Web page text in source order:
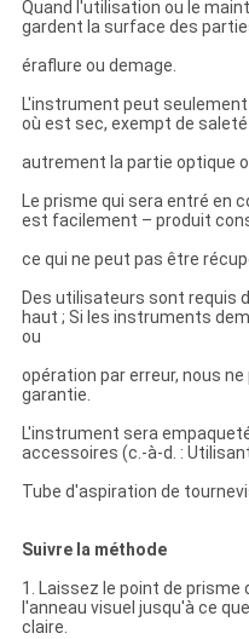
Quand l'utilisation ou le
gardent la surface des
éraflure ou demage.
L'instrument peut
où est sec, exempt de
autrement la partie optique
Le prisme qui sera entré en
est facilement – produit
ce qui ne peut pas être
Des utilisateurs sont requis
haut ; Si les instruments
ou
opération par erreur, nous
garantie.
L'instrument sera
accessoires (c.-à-d. :
Tube d'aspiration de
Suivre la méthode
1. Laissez le point de prisme
l'anneau visuel jusqu'à ce
claire.